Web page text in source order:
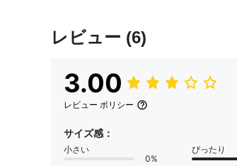
レビュー (6)
3.00
レビュー ポリシー
サイズ感：
小さい
0%
ぴったり